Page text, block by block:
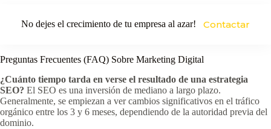
No dejes el crecimiento de tu empresa al azar! Contactar
Preguntas Frecuentes (FAQ) Sobre Marketing Digital
¿Cuánto tiempo tarda en verse el resultado de una estrategia
SEO? El SEO es una inversión de mediano a largo plazo.
Generalmente, se empiezan a ver cambios significativos en el tráfico
orgánico entre los 3 y 6 meses, dependiendo de la autoridad previa del
dominio.